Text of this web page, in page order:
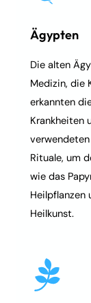
Ägypten
Die alten
Medizin, die
erkannten
Krankheiten
Rituale, um
wie das
Heilpflanzen
Heilkunst.